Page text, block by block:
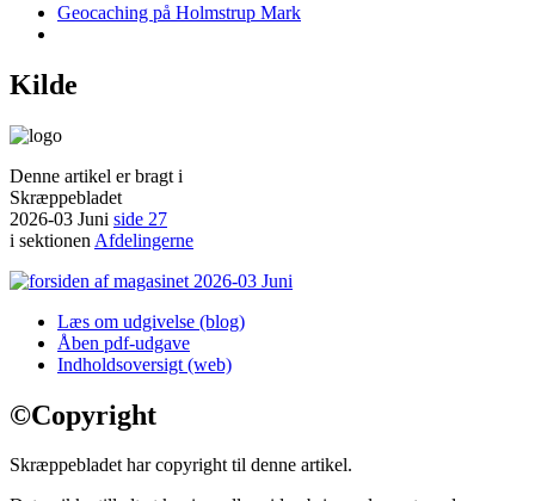
Geocaching på Holmstrup Mark
Kilde
Denne artikel er bragt i
Skræppebladet
2026-03 Juni side 27
i sektionen Afdelingerne
Læs om udgivelse (blog)
Åben pdf-udgave
Indholdsoversigt (web)
©Copyright
Skræppebladet har copyright til denne artikel.